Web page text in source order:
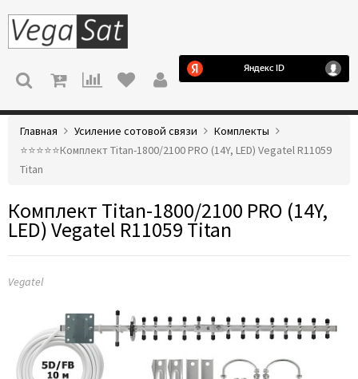
МЕНЮ
Главная Усиление сотовой связи
Комплекты
⭐️⭐️⭐️⭐️⭐️Комплект Titan-1800/2100 PRO (14Y, LED) Vegatel R11059
Titan
Комплект Titan-1800/2100 PRO (14Y,
LED) Vegatel R11059 Titan
Vegatel